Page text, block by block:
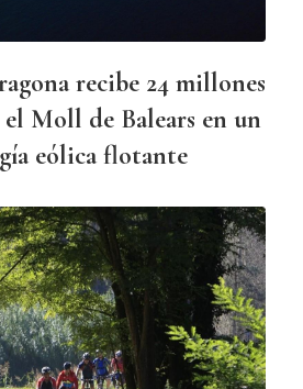
recibe 24 millones
Moll de Balears en un
eólica flotante